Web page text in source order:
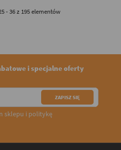
- 36 z 195 elementów
i specjalne oferty
sklepu i politykę